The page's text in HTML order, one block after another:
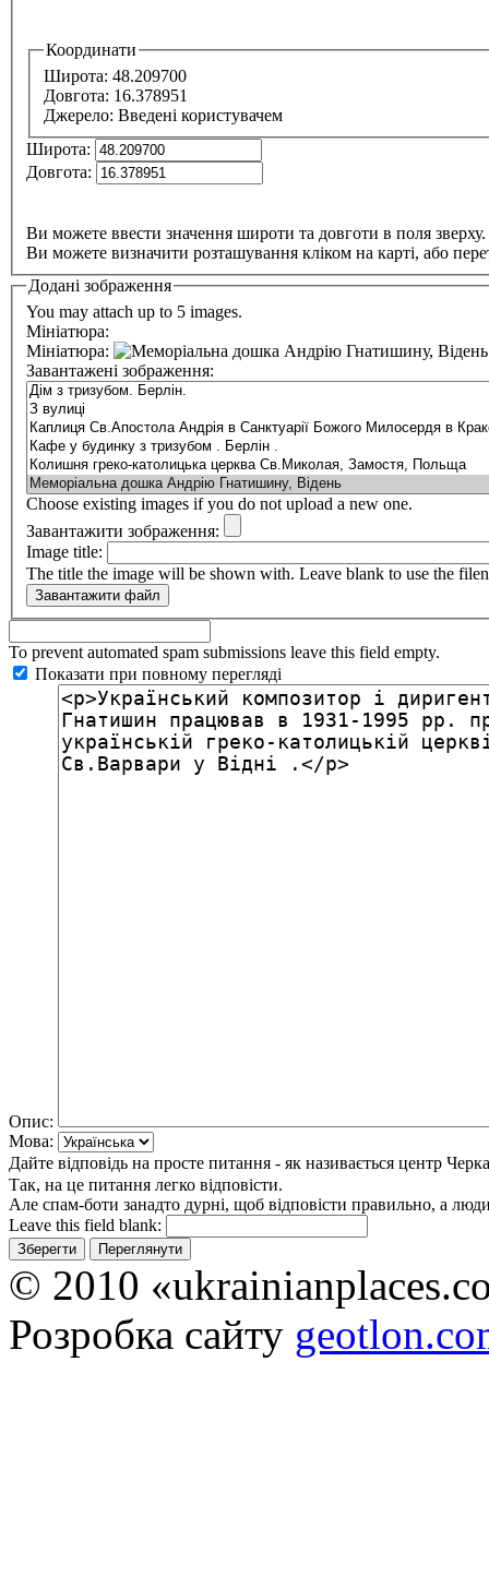
Координати
Широта: 48.209700
Довгота: 16.378951
Джерело: Введені користувачем
Широта:
Довгота:
Ви можете ввести значення широти та довготи в поля зверху.
Ви можете визначити розташування кліком на карті, або
Додані зображення
You may attach up to 5 images.
Мініатюра:
Мініатюра:
Завантажені зображення:
Choose existing images if you do not upload a new one.
Завантажити зображення:
Image title:
The title the image will be shown with. Leave blank to use the
To prevent automated spam submissions leave this field empty.
Показати при повному перегляді
Опис:
Мова:
Дайте відповідь на просте питання - як називається центр
Так, на це питання легко відповісти.
Але спам-боти занадто дурні, щоб відповісти правильно, а
Leave this field blank:
© 2010
Розробка сайту